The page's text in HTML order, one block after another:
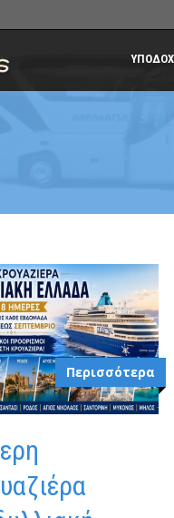
Περισσότερα